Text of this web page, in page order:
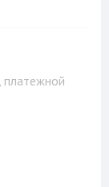
платежной